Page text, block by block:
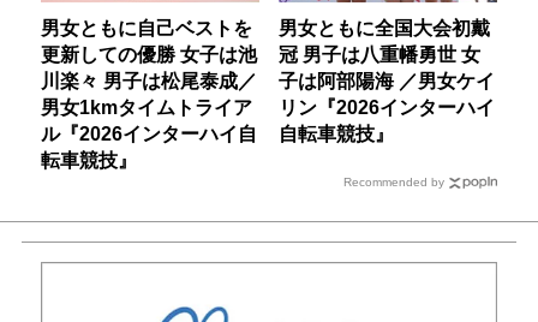
男女ともに自己ベストを
更新しての優勝 女子は池
川楽々 男子は松尾泰成／
男女1kmタイムトライア
ル『2026インターハイ自
転車競技』
男女ともに全国大会初戴
冠 男子は八重幡勇世 女
子は阿部陽海 ／男女ケイ
リン『2026インターハイ
自転車競技』
Recommended by